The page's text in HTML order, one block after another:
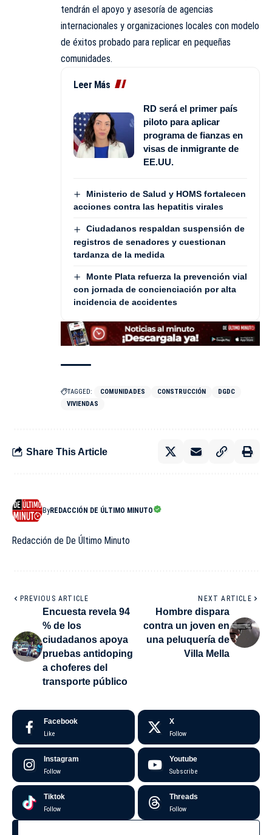
tendrán el apoyo y asesoría de agencias
internacionales y organizaciones locales con modelo
de éxitos probado para replicar en pequeñas
comunidades.
Leer Más
RD será el primer país
piloto para aplicar
programa de fianzas en
visas de inmigrante de
EE.UU.
Ministerio de Salud y HOMS fortalecen
acciones contra las hepatitis virales
Ciudadanos respaldan suspensión de
registros de senadores y cuestionan
tardanza de la medida
Monte Plata refuerza la prevención vial
con jornada de concienciación por alta
incidencia de accidentes
TAGGED: COMUNIDADES CONSTRUCCIÓN
DGDC
VIVIENDAS
Share This Article
ByREDACCIÓN DE ÚLTIMO MINUTO
Redacción de De Último Minuto
PREVIOUS ARTICLE
Encuesta revela 94
% de los
ciudadanos apoya
pruebas antidoping
a choferes del
transporte público
NEXT ARTICLE
Hombre dispara
contra un joven en
una peluquería de
Villa Mella
Facebook
Like
X
Follow
Instagram
Follow
Youtube
Subscribe
Tiktok
Follow
Threads
Follow